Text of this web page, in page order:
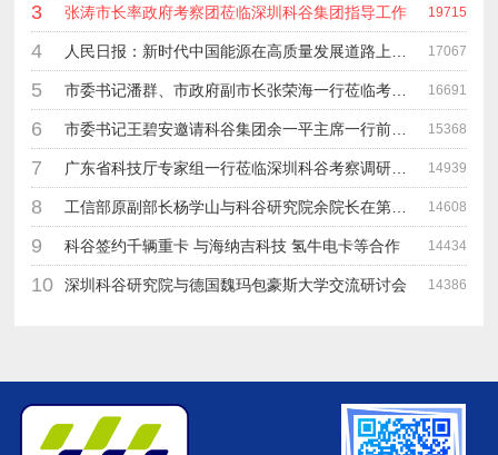
3 张涛市长率政府考察团莅临深圳科谷集团指导工作 19715
4 人民日报：新时代中国能源在高质量发展道路上奋勇前进 17067
5 市委书记潘群、市政府副市长张荣海一行莅临考察指导工作 16691
6 市委书记王碧安邀请科谷集团余一平主席一行前往工业转移园考察合作 15368
7 广东省科技厅专家组一行莅临深圳科谷考察调研“未来能源中心”项目 14939
8 工信部原副部长杨学山与科谷研究院余院长在第九届中电博览会交流 14608
9 科谷签约千辆重卡 与海纳吉科技 氢牛电卡等合作 14434
10 深圳科谷研究院与德国魏玛包豪斯大学交流研讨会 14386